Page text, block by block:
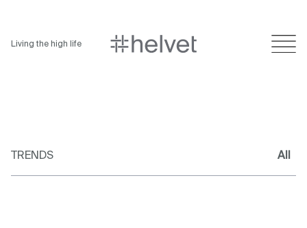
Living the high life
TRENDS All